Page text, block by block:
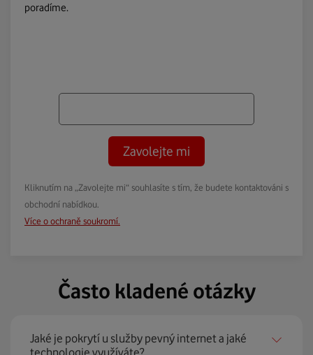
poradíme.
Zavolejte mi
Kliknutím na „Zavolejte mi“ souhlasíte s tím, že budete kontaktováni s
obchodní nabídkou.
Více o ochraně soukromí.
Často kladené otázky
Jaké je pokrytí u služby pevný internet a jaké
technologie využíváte?